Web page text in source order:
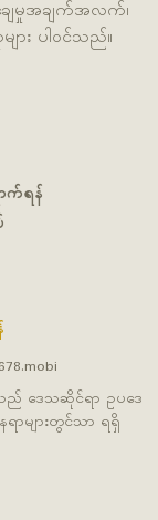
ချေမှုအချက်အလက်၊
း ပါဝင်သည်။
က်ရန်
ည် ဒေသဆိုင်ရာ ဥပဒေ
ာများတွင်သာ ရရှိ